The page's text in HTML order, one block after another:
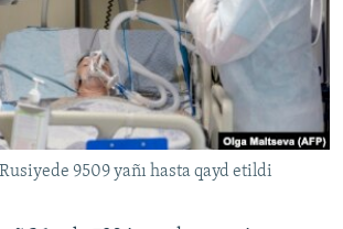
9509 yañı hasta qayd etildi